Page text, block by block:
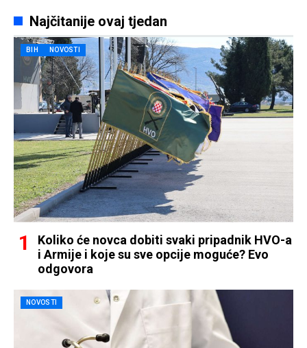
Najčitanije ovaj tjedan
BIH NOVOSTI
Koliko će novca dobiti svaki pripadnik HVO-a
i Armije i koje su sve opcije moguće? Evo
odgovora
NOVOSTI